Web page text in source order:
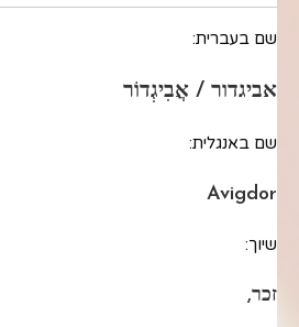
שם בעברית:
אביגדור / אֲבִיגְדוֹר
שם באנגלית:
Avigdor
שיוך:
זכר,